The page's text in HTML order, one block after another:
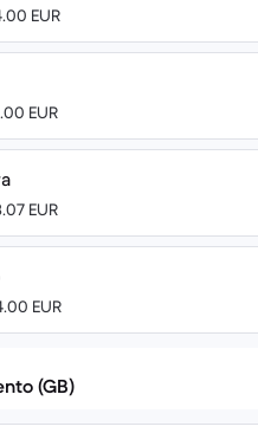
EUR
EUR
EUR
EUR
(GB)